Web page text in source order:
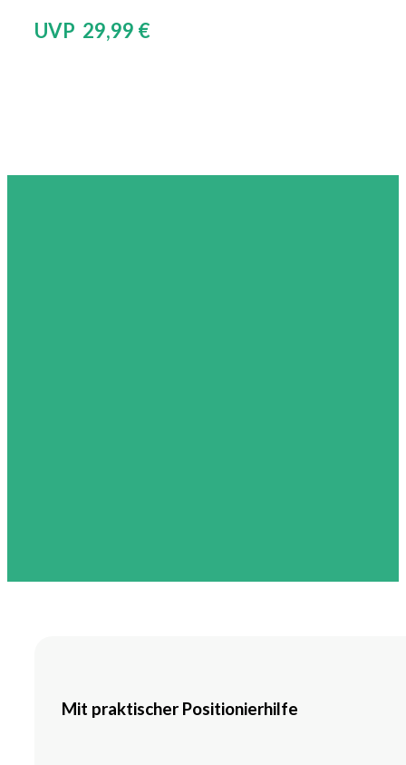
UVP 29,99 €
Mit praktischer Positionierhilfe